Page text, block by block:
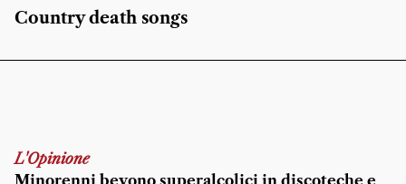
Country death songs
L'Opinione
Minorenni bevono superalcolici in discoteche e